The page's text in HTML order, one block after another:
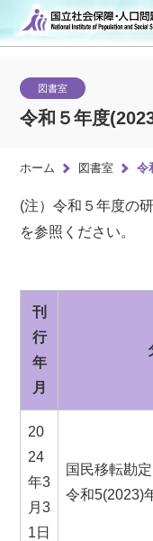
図書室
令和５年度
ホーム 図書室 令
(注）令和５年度の
を参照ください。
刊
行
年
月
20
24
年3
月3
1日
国民移転勘
令和5(2023)